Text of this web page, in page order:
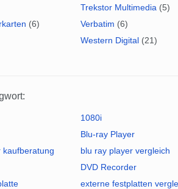
Trekstor Multimedia (5)
(6) Verbatim (6)
Western Digital (21)
1080i
Blu-ray Player
kaufberatung
blu ray player vergleich
DVD Recorder
externe festplatten